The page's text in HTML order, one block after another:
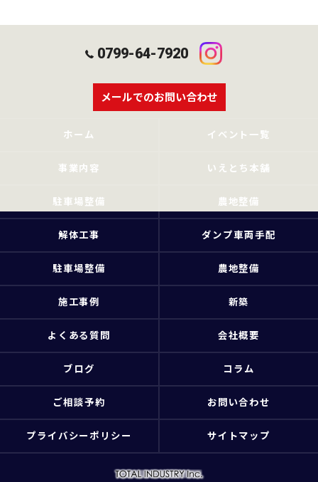
0799-64-7920
メールでのお問い合わせ
ホーム イベント一覧
事業内容 いえとち本舗
駐車場整備 農地整備
解体工事 ダンプ車両手配
駐車場整備 農地整備
施工事例 新築
よくある質問 会社概要
ブログ コラム
ご相談予約 お問い合わせ
プライバシーポリシー サイトマップ